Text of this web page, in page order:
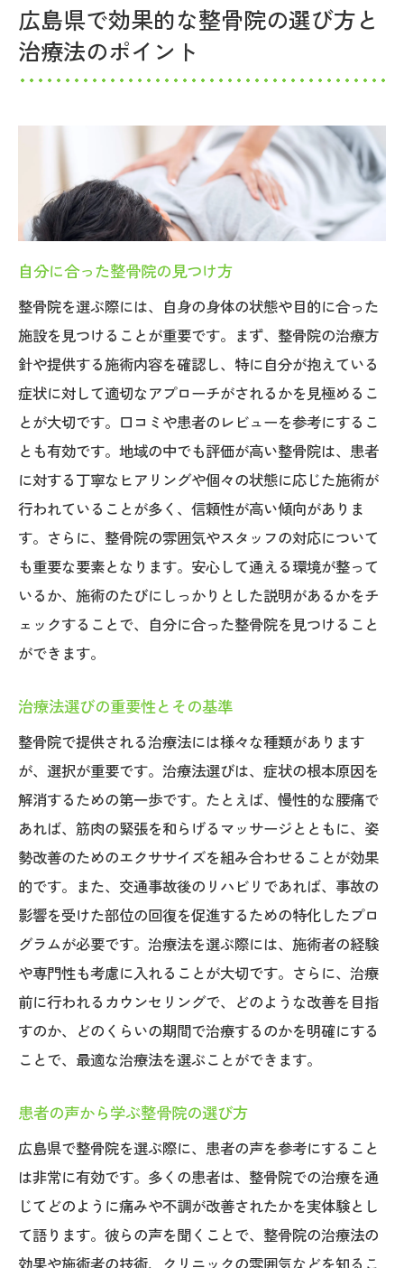
整骨院選びでチェックすべき治療内容
広島県での整骨院の選び方に役立つ情報
整骨院の治療法が広島県で選ばれる理由
整骨院が提供する多様な治療法
地域密着型整骨院の魅力
効果的な治療法がもたらす信頼性
広島県での整骨院の社会的役割
地域住民からの支持を得る理由
痛みを根本から改善する広島県の整骨院治療法
痛みの原因を突き止める診断方法
根本改善を目指す施術の流れ
整骨院での効果的なリハビリテーション
患者に寄り添うカスタマイズ治療法
痛みを予防するためのアフターケア
広島県の整骨院で実践する効果的な治療法の紹
介
整骨院で行われる主な治療法
効果が実証された治療法の特徴
広島県の整骨院で人気の施術
最新の施術技術とその効果
広島県で整骨院を選ぶ際の治療法に関する重要
なポイント
自分に適した治療法の選び方
治療法の選択とその影響
広島県での治療法のトレンド
治療法選びの注意点
治療法の違いとその効果
整骨院の治療法に関するFAQ
広島県の整骨院で知っておきたい効果的な治療
法とは
広島県での治療法の歴史と背景
効果的な治療法の条件とは
治療法の選択における最新情報
地域で人気の高い治療法
整骨院での治療法の進化
広島県で効果的な整骨院の選び方と
治療法のポイント
自分に合った整骨院の見つけ方
整骨院を選ぶ際には、自身の身体の状態や目的に合った
施設を見つけることが重要です。まず、整骨院の治療方
針や提供する施術内容を確認し、特に自分が抱えている
症状に対して適切なアプローチがされるかを見極めるこ
とが大切です。口コミや患者のレビューを参考にするこ
とも有効です。地域の中でも評価が高い整骨院は、患者
に対する丁寧なヒアリングや個々の状態に応じた施術が
行われていることが多く、信頼性が高い傾向がありま
す。さらに、整骨院の雰囲気やスタッフの対応について
も重要な要素となります。安心して通える環境が整って
いるか、施術のたびにしっかりとした説明があるかをチ
ェックすることで、自分に合った整骨院を見つけること
ができます。
治療法選びの重要性とその基準
整骨院で提供される治療法には様々な種類があります
が、選択が重要です。治療法選びは、症状の根本原因を
解消するための第一歩です。たとえば、慢性的な腰痛で
あれば、筋肉の緊張を和らげるマッサージとともに、姿
勢改善のためのエクササイズを組み合わせることが効果
的です。また、交通事故後のリハビリであれば、事故の
影響を受けた部位の回復を促進するための特化したプロ
グラムが必要です。治療法を選ぶ際には、施術者の経験
や専門性も考慮に入れることが大切です。さらに、治療
前に行われるカウンセリングで、どのような改善を目指
すのか、どのくらいの期間で治療するのかを明確にする
ことで、最適な治療法を選ぶことができます。
患者の声から学ぶ整骨院の選び方
広島県で整骨院を選ぶ際に、患者の声を参考にすること
は非常に有効です。多くの患者は、整骨院での治療を通
じてどのように痛みや不調が改善されたかを実体験とし
て語ります。彼らの声を聞くことで、整骨院の治療法の
効果や施術者の技術、クリニックの雰囲気などを知るこ